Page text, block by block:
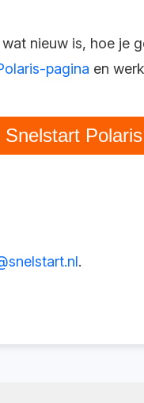
nieuw is, hoe je
pagina en
Snelstart Polaris
.